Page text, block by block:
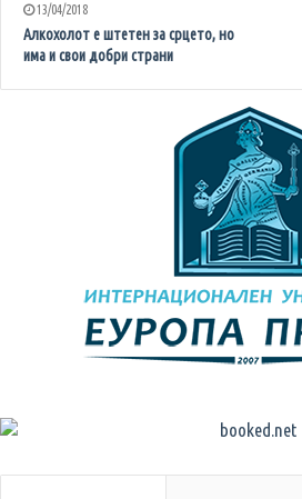
13/04/2018
Алкохолот е штетен за срцето, но
има и свои добри страни